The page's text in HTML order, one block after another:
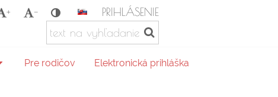
+ - PRIHLÁSENIE
Pre rodičov Elektronická prihláška